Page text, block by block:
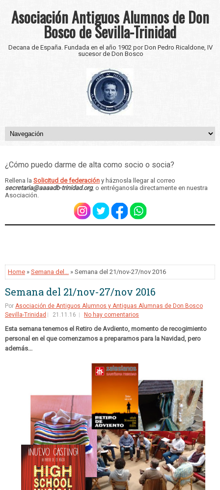
Asociación Antiguos Alumnos de Don
Bosco de Sevilla-Trinidad
Decana de España. Fundada en el año 1902 por Don Pedro Ricaldone, IV
sucesor de Don Bosco
¿Cómo puedo darme de alta como socio o socia?
Rellena la Solicitud de federación y háznosla llegar al correo
secretaria@aaaadb-trinidad.org, o entréganosla directamente en nuestra
Asociación.
Home » Semana del... » Semana del 21/nov-27/nov 2016
Semana del 21/nov-27/nov 2016
Por Asociación de Antiguos Alumnos y Antiguas Alumnas de Don Bosco
Sevilla-Trinidad
21.11.16 No hay comentarios
Esta semana tenemos el Retiro de Avdiento, momento de recogimiento
personal en el que comenzamos a prepararnos para la Navidad, pero
además...